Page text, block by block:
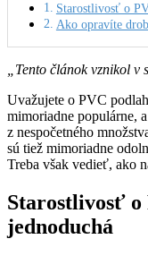
Starostlivosť o
Ako opravíte
„Tento článok vznikol
Uvažujete o PVC
mimoriadne populárne,
z nespočetného
sú tiež mimoriadne
Treba však vedieť, ako
Starostlivosť o
jednoduchá